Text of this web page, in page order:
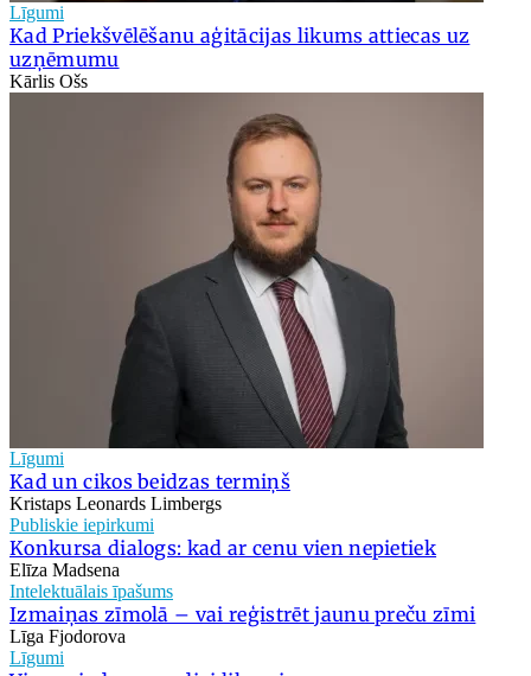
Līgumi
Kad Priekšvēlēšanu aģitācijas likums attiecas uz
uzņēmumu
Kārlis Ošs
Līgumi
Kad un cikos beidzas termiņš
Kristaps Leonards Limbergs
Publiskie iepirkumi
Konkursa dialogs: kad ar cenu vien nepietiek
Elīza Madsena
Intelektuālais īpašums
Izmaiņas zīmolā – vai reģistrēt jaunu preču zīmi
Līga Fjodorova
Līgumi